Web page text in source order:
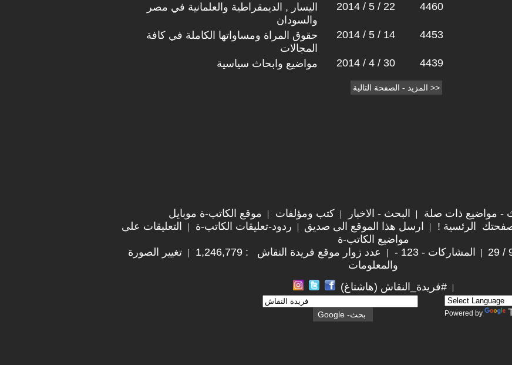
اليسار , الديمقراطية والعلمانية في مصر
والسودان
2014 / 5 / 22 4460
حقوق المراة ومساواتها الكاملة في كافة
المجالات
2014 / 5 / 14 4453
مواضيع وابحاث سياسية 2014 / 4 / 30 4439
- مواضيع ذات صلة البحث - الاخبار كتب ومؤلفات
موقع الكاتب-ة موبايل
الرئسية ! ارسل هذا الموقع الى صديق ردود-تعليقات الكاتب-ة
التعليقات على
مواضيع الكاتب-ة
المشاركات - 123 - عدد زوار موقع فريدة النقاش : 1,246,779
تغيير الصورة
والمعلومات
#فريدة_النقاش (هاشتاغ)
Powered by